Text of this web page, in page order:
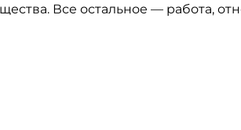
Все остальное — работа,